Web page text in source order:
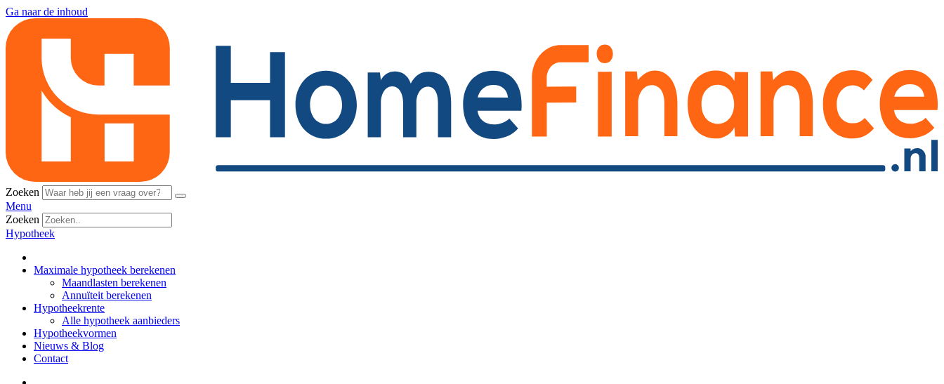
Ga naar de inhoud
Zoeken
Menu
Zoeken
Hypotheek
Maximale hypotheek berekenen
Maandlasten berekenen
Annuïteit berekenen
Hypotheekrente
Alle hypotheek aanbieders
Hypotheekvormen
Nieuws & Blog
Contact